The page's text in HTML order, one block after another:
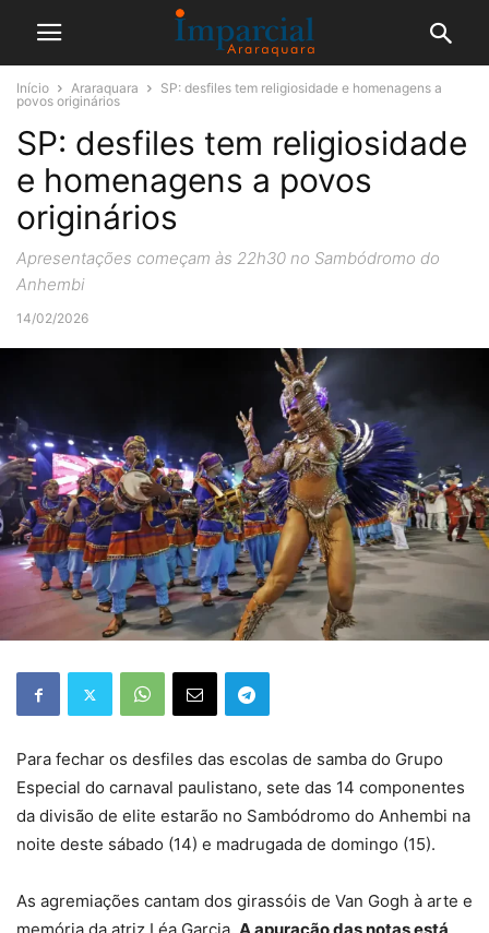
Início Araraquara
SP: desfiles tem religiosidade e homenagens a
povos originários
SP: desfiles tem religiosidade
e homenagens a povos
originários
Apresentações começam às 22h30 no Sambódromo do
Anhembi
14/02/2026
Para fechar os desfiles das escolas de samba do Grupo
Especial do carnaval paulistano, sete das 14 componentes
da divisão de elite estarão no Sambódromo do Anhembi na
noite deste sábado (14) e madrugada de domingo (15).
As agremiações cantam dos girassóis de Van Gogh à arte e